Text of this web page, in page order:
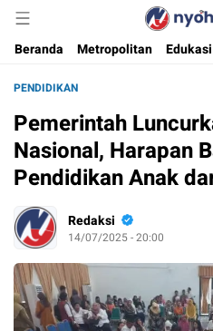
Media
Beranda
Metropolitan Edukasi
PENDIDIKAN
Pemerintah
Nasional, Harapan
Pendidikan Anak
Redaksi
14/07/2025 - 20:00